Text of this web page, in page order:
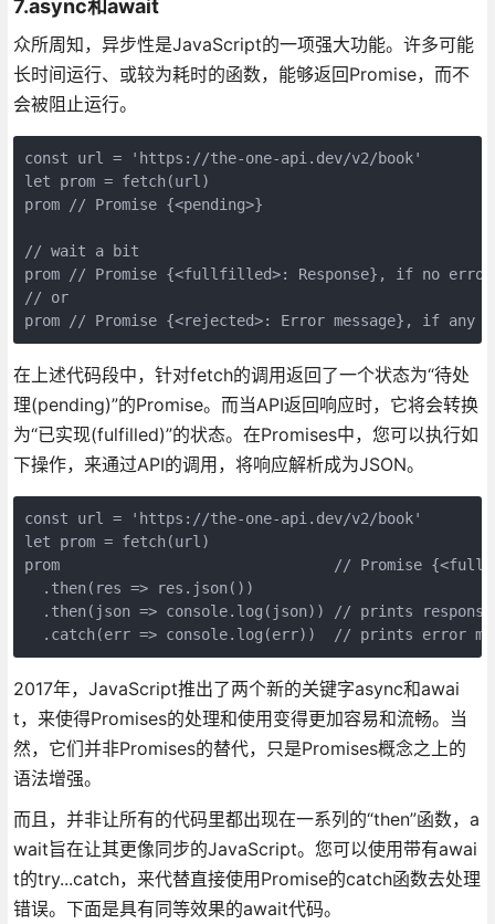
7.async和await
众所周知，异步性是JavaScript的一项强大功能。许多可能
长时间运行、或较为耗时的函数，能够返回Promise，而不
会被阻止运行。
const url = 'https://the-one-api.dev/v2/book'
let prom = fetch(url)
prom // Promise {<pending>}
// wait a bit
prom // Promise {<fullfilled>: Response}, if no
// or
在上述代码段中，针对fetch的调用返回了一个状态为“待处
理(pending)”的Promise。而当API返回响应时，它将会转换
为“已实现(fulfilled)”的状态。在Promises中，您可以执行如
下操作，来通过API的调用，将响应解析成为JSON。
const url = 'https://the-one-api.dev/v2/book'
let prom = fetch(url)
prom                               // Promise
.then(res => res.json())
.then(json => console.log(json)) // prints
2017年，JavaScript推出了两个新的关键字async和awai
t，来使得Promises的处理和使用变得更加容易和流畅。当
然，它们并非Promises的替代，只是Promises概念之上的
语法增强。
而且，并非让所有的代码里都出现在一系列的“then”函数，a
wait旨在让其更像同步的JavaScript。您可以使用带有awai
t的try...catch，来代替直接使用Promise的catch函数去处理
错误。下面是具有同等效果的await代码。